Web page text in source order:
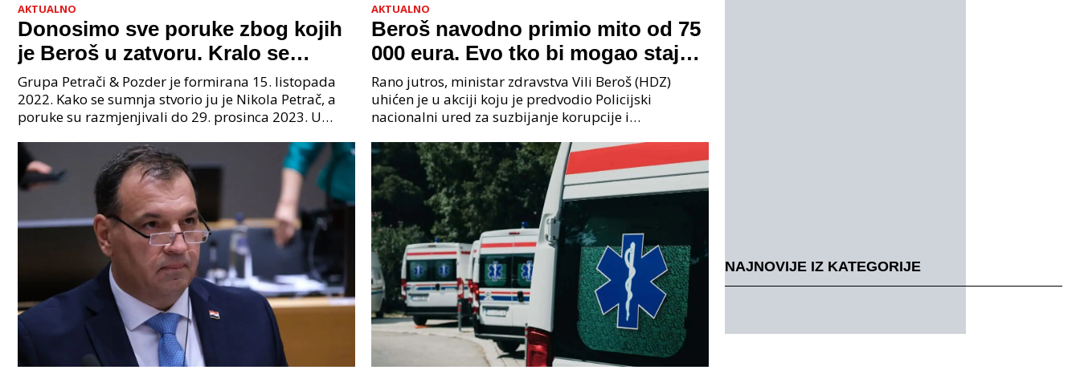
AKTUALNO
Donosimo sve poruke zbog kojih
je Beroš u zatvoru. Kralo se
godinama. Tko će iz vlade biti
sljedeći uhićen?
Grupa Petrači & Pozder je formirana 15. listopada
2022. Kako se sumnja stvorio ju je Nikola Petrač, a
poruke su razmjenjivali do 29. prosinca 2023. U
AKTUALNO
Beroš navodno primio mito od 75
000 eura. Evo tko bi mogao stajati
na čelu zločinačkog udruženja
Rano jutros, ministar zdravstva Vili Beroš (HDZ)
uhićen je u akciji koju je predvodio Policijski
nacionalni ured za suzbijanje korupcije i
priopćenju USKOK
NAJNOVIJE IZ KATEGORIJE